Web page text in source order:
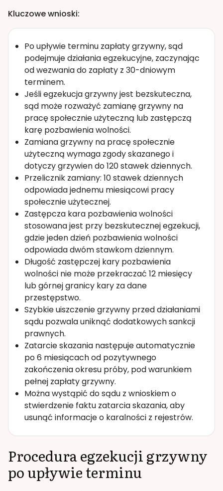
Kluczowe wnioski:
Po upływie terminu zapłaty grzywny, sąd
podejmuje działania egzekucyjne, zaczynając
od wezwania do zapłaty z 30-dniowym
terminem.
Jeśli egzekucja grzywny jest bezskuteczna,
sąd może rozważyć zamianę grzywny na
pracę społecznie użyteczną lub zastępczą
karę pozbawienia wolności.
Zamiana grzywny na pracę społecznie
użyteczną wymaga zgody skazanego i
dotyczy grzywien do 120 stawek dziennych.
Przelicznik zamiany: 10 stawek dziennych
odpowiada jednemu miesiącowi pracy
społecznie użytecznej.
Zastępcza kara pozbawienia wolności
stosowana jest przy bezskutecznej egzekucji,
gdzie jeden dzień pozbawienia wolności
odpowiada dwóm stawkom dziennym.
Długość zastępczej kary pozbawienia
wolności nie może przekraczać 12 miesięcy
lub górnej granicy kary za dane
przestępstwo.
Szybkie uiszczenie grzywny przed działaniami
sądu pozwala uniknąć dodatkowych sankcji
prawnych.
Zatarcie skazania następuje automatycznie
po 6 miesiącach od pozytywnego
zakończenia okresu próby, pod warunkiem
pełnej zapłaty grzywny.
Można wystąpić do sądu z wnioskiem o
stwierdzenie faktu zatarcia skazania, aby
usunąć informacje o karalności z rejestrów.
Procedura egzekucji grzywny
po upływie terminu